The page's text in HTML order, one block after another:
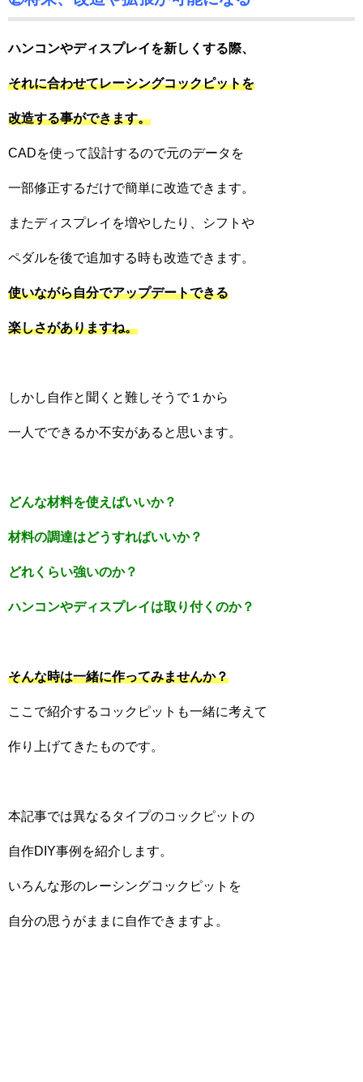
ハンコンやディスプレイを新しくする際、
それに合わせてレーシングコックピットを
改造する事ができます。
CADを使って設計するので元のデータを
一部修正するだけで簡単に改造できます。
またディスプレイを増やしたり、シフトや
ペダルを後で追加する時も改造できます。
使いながら自分でアップデートできる
楽しさがありますね。
しかし自作と聞くと難しそうで１から
一人でできるか不安があると思います。
どんな材料を使えばいいか？
材料の調達はどうすればいいか？
どれくらい強いのか？
ハンコンやディスプレイは取り付くのか？
そんな時は一緒に作ってみませんか？
ここで紹介するコックピットも一緒に考えて
作り上げてきたものです。
本記事では異なるタイプのコックピットの
自作DIY事例を紹介します。
いろんな形のレーシングコックピットを
自分の思うがままに自作できますよ。